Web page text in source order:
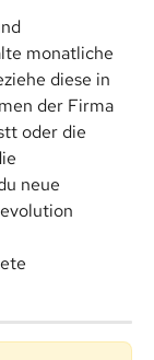
monatliche
diese in
der Firma
oder die
neue